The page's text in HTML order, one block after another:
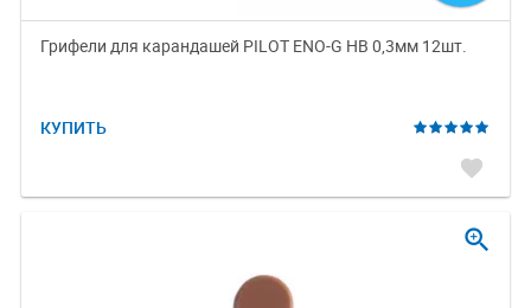
Грифели для карандашей PILOT ENO-G HB 0,3мм 12шт.
КУПИТЬ
favorite
zoom_in